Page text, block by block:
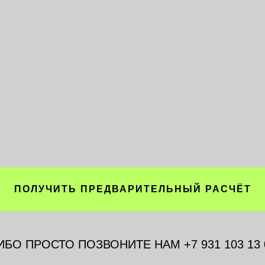
ПРОСТО ПОЗВОНИТЕ НАМ +7 931 103 13
ПОЛУЧИТЬ ПРЕДВАРИТЕЛЬНЫЙ РАСЧЁТ